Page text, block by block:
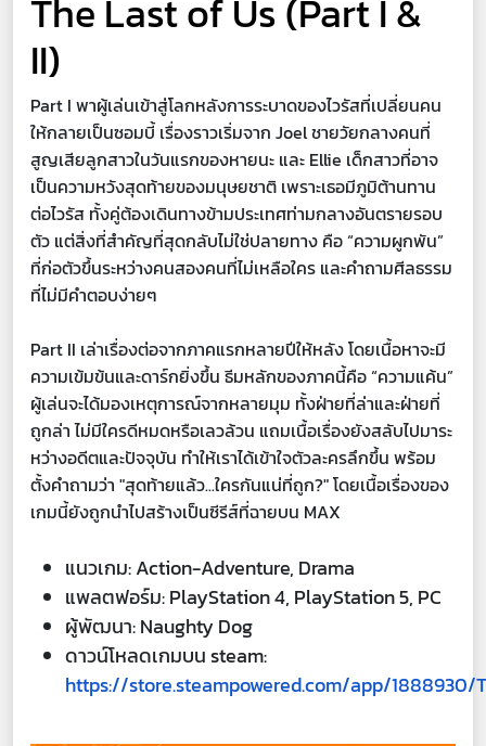
The Last of Us (Part I &
II)
Part I พาผู้เล่นเข้าสู่โลกหลังการระบาดของไวรัสที่เปลี่ยนคน
ให้กลายเป็นซอมบี้ เรื่องราวเริ่มจาก Joel ชายวัยกลางคนที่
สูญเสียลูกสาวในวันแรกของหายนะ และ Ellie เด็กสาวที่อาจ
เป็นความหวังสุดท้ายของมนุษยชาติ เพราะเธอมีภูมิต้านทาน
ต่อไวรัส ทั้งคู่ต้องเดินทางข้ามประเทศท่ามกลางอันตรายรอบ
ตัว แต่สิ่งที่สำคัญที่สุดกลับไม่ใช่ปลายทาง คือ “ความผูกพัน”
ที่ก่อตัวขึ้นระหว่างคนสองคนที่ไม่เหลือใคร และคำถามศีลธรรม
ที่ไม่มีคำตอบง่ายๆ
Part II เล่าเรื่องต่อจากภาคแรกหลายปีให้หลัง โดยเนื้อหาจะมี
ความเข้มข้นและดาร์กยิ่งขึ้น ธีมหลักของภาคนี้คือ “ความแค้น”
ผู้เล่นจะได้มองเหตุการณ์จากหลายมุม ทั้งฝ่ายที่ล่าและฝ่ายที่
ถูกล่า ไม่มีใครดีหมดหรือเลวล้วน แถมเนื้อเรื่องยังสลับไปมาระ
หว่างอดีตและปัจจุบัน ทำให้เราได้เข้าใจตัวละครลึกขึ้น พร้อม
ตั้งคำถามว่า "สุดท้ายแล้ว...ใครกันแน่ที่ถูก?" โดยเนื้อเรื่องของ
เกมนี้ยังถูกนำไปสร้างเป็นซีรีส์ที่ฉายบน MAX
แนวเกม: Action-Adventure, Drama
แพลตฟอร์ม: PlayStation 4, PlayStation 5, PC
ผู้พัฒนา: Naughty Dog
ดาวน์โหลดเกมบน steam:
https://store.steampowered.com/app/1888930/